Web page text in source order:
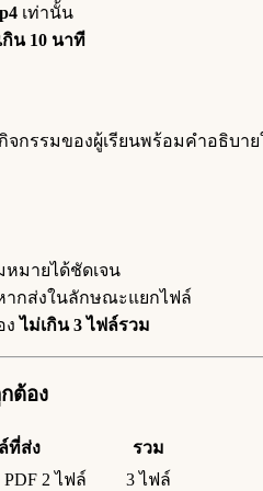
เท่านั้น
กิน 10 นาที
จกรรมของผู้เรียนพร้อมคำอธิบา
มายได้ชัดเจน
ากส่งในลักษณะแยกไฟล์
งไม่เกิน 3 ไฟล์รวม
ต้อง
ที่ส่ง
รวม
2 ไฟล์
3 ไฟล์